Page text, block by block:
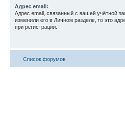
Адрес email:
Адрес email, связанный с вашей учётной
изменили его в Личном разделе, то это
при регистрации.
Список форумов